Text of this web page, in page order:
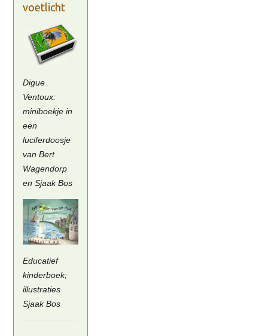
voetlicht
Digue
Ventoux:
miniboekje in
een
luciferdoosje
van Bert
Wagendorp
en Sjaak Bos
Educatief
kinderboek;
illustraties
Sjaak Bos